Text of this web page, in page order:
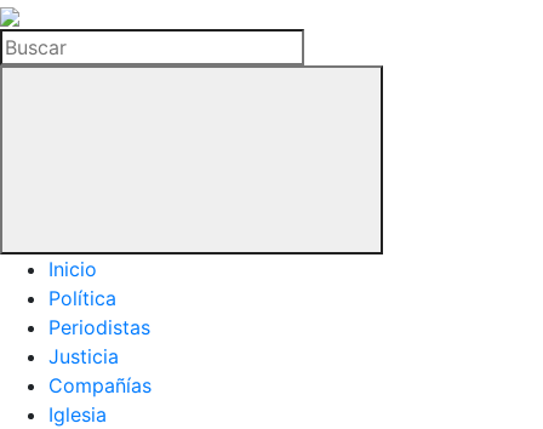
La
Hemeroteca
del
Buscar
Inicio
Política
Periodistas
Justicia
Compañías
Iglesia